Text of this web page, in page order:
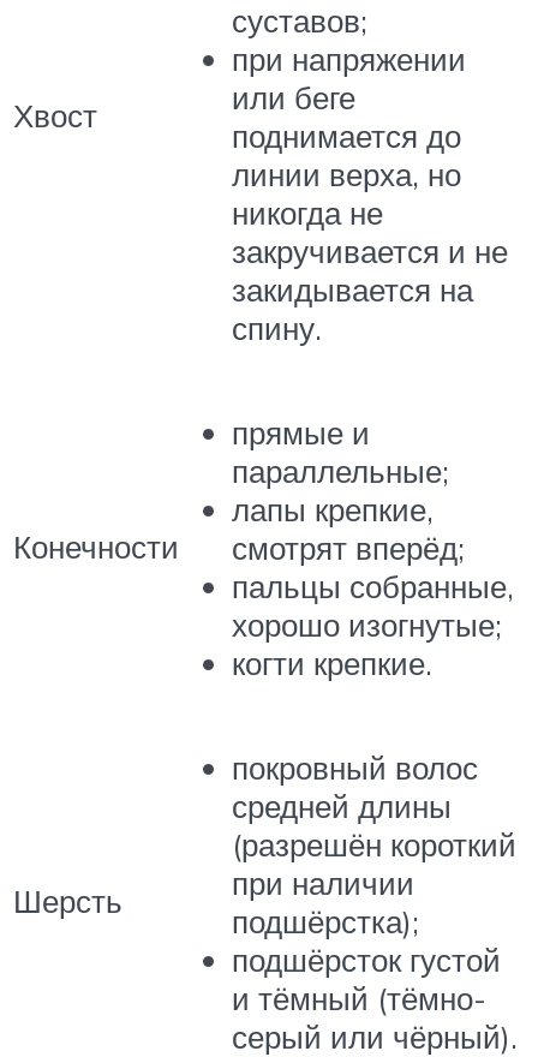
Хвост
суставов;
при напряжении
или беге
поднимается до
линии верха, но
никогда не
закручивается и не
закидывается на
спину.
Конечности
прямые и
параллельные;
лапы крепкие,
смотрят вперёд;
пальцы собранные,
хорошо изогнутые;
когти крепкие.
Шерсть
покровный волос
средней длины
(разрешён короткий
при наличии
подшёрстка);
подшёрсток густой
и тёмный (тёмно-
серый или чёрный).